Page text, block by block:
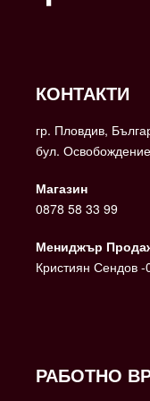
КОНТАКТИ
гр. Пловдив,
бул.
Магазин
0878 58 33 99
Мениджър
Кристиян Сендов
РАБОТНО